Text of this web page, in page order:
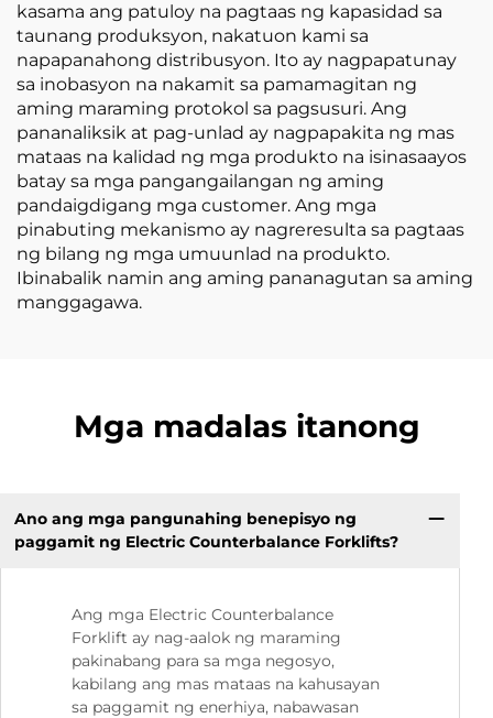
kasama ang patuloy na pagtaas ng kapasidad sa
taunang produksyon, nakatuon kami sa
napapanahong distribusyon. Ito ay nagpapatunay
sa inobasyon na nakamit sa pamamagitan ng
aming maraming protokol sa pagsusuri. Ang
pananaliksik at pag-unlad ay nagpapakita ng mas
mataas na kalidad ng mga produkto na isinasaayos
batay sa mga pangangailangan ng aming
pandaigdigang mga customer. Ang mga
pinabuting mekanismo ay nagreresulta sa pagtaas
ng bilang ng mga umuunlad na produkto.
Ibinabalik namin ang aming pananagutan sa aming
manggagawa.
Mga madalas itanong
Ano ang mga pangunahing benepisyo ng
paggamit ng Electric Counterbalance Forklifts?
Ang mga Electric Counterbalance
Forklift ay nag-aalok ng maraming
pakinabang para sa mga negosyo,
kabilang ang mas mataas na kahusayan
sa paggamit ng enerhiya, nabawasan